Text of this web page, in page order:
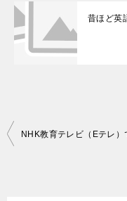
昔ほど英
投